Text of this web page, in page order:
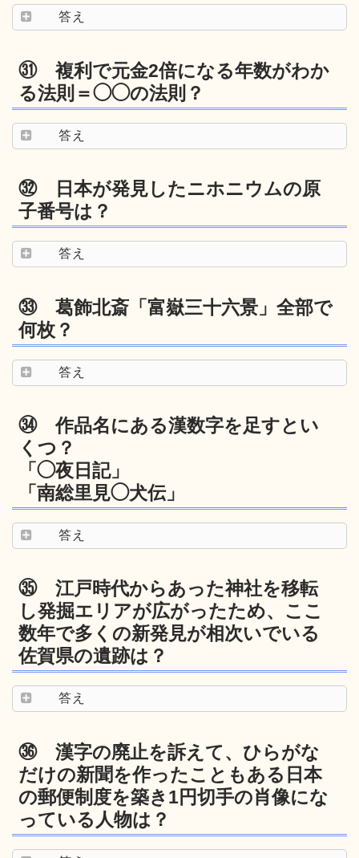
答え
㉛ 複利で元金2倍になる年数がわか
る法則＝◯◯の法則？
答え
㉜ 日本が発見したニホニウムの原
子番号は？
答え
㉝ 葛飾北斎「富嶽三十六景」全部で
何枚？
答え
㉞ 作品名にある漢数字を足すとい
くつ？
「◯夜日記」
「南総里見◯犬伝」
答え
㉟ 江戸時代からあった神社を移転
し発掘エリアが広がったため、ここ
数年で多くの新発見が相次いでいる
佐賀県の遺跡は？
答え
㊱ 漢字の廃止を訴えて、ひらがな
だけの新聞を作ったこともある日本
の郵便制度を築き1円切手の肖像にな
っている人物は？